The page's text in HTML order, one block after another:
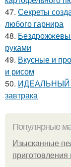
47. Секреты
любого гарнира
48.
руками
49. Вкусные и
и рисом
50. ИДЕАЛЬНЫЙ
завтрака
Популярные
Изысканные